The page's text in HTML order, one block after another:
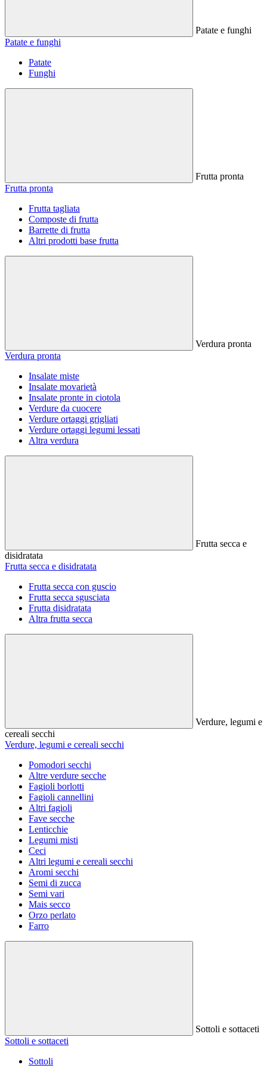
Patate e funghi
Patate e funghi
Patate
Funghi
Frutta pronta
Frutta pronta
Frutta tagliata
Composte di frutta
Barrette di frutta
Altri prodotti base frutta
Verdura pronta
Verdura pronta
Insalate miste
Insalate movarietà
Insalate pronte in ciotola
Verdure da cuocere
Verdure ortaggi grigliati
Verdure ortaggi legumi lessati
Altra verdura
Frutta secca e
disidratata
Frutta secca e disidratata
Frutta secca con guscio
Frutta secca sgusciata
Frutta disidratata
Altra frutta secca
Verdure, legumi e
cereali secchi
Verdure, legumi e cereali secchi
Pomodori secchi
Altre verdure secche
Fagioli borlotti
Fagioli cannellini
Altri fagioli
Fave secche
Lenticchie
Legumi misti
Ceci
Altri legumi e cereali secchi
Aromi secchi
Semi di zucca
Semi vari
Mais secco
Orzo perlato
Farro
Sottoli e sottaceti
Sottoli e sottaceti
Sottoli